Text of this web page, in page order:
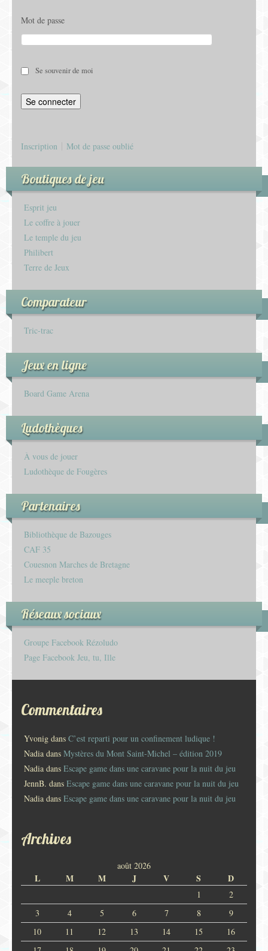
Mot de passe
Se souvenir de moi
Inscription Mot de passe oublié
Boutiques de jeu
Esprit jeu
Le coffre à jouer
Le temple du jeu
Philibert
Terre de Jeux
Comparateur
Tric-trac
Jeux en ligne
Board Game Arena
Ludothèques
À vous de jouer
Ludothèque de Fougères
Partenaires
Bibliothèque de Bazouges
CAF 35
Couesnon Marches de Bretagne
Le meeple breton
Réseaux sociaux
Groupe Facebook Rézoludo
Page Facebook Jeu, tu, Ille
Commentaires
Yvonig dans C’est reparti pour un confinement ludique !
Nadia dans Mystères du Mont Saint-Michel – édition 2019
Nadia dans Escape game dans une caravane pour la nuit du jeu
JennB. dans Escape game dans une caravane pour la nuit du jeu
Nadia dans Escape game dans une caravane pour la nuit du jeu
Archives
août 2026
L M M J V S D
1
2
3
4 5 6 7 8
9
10
11 12 13 14 15
16